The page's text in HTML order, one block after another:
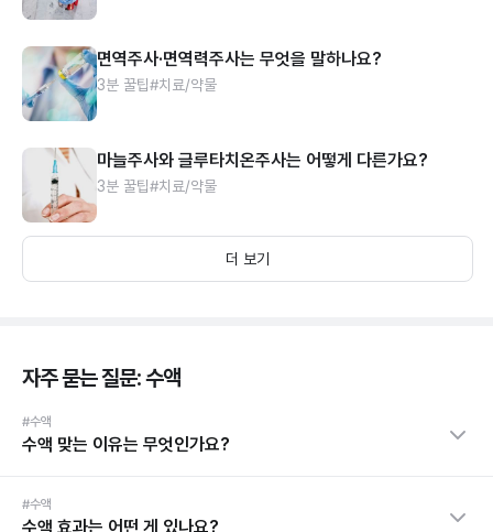
면역주사·면역력주사는 무엇을 말하나요?
3분 꿀팁#치료/약물
마늘주사와 글루타치온주사는 어떻게 다른가요?
3분 꿀팁#치료/약물
더 보기
자주 묻는 질문: 수액
#수액
수액 맞는 이유는 무엇인가요?
#수액
수액 효과는 어떤 게 있나요?